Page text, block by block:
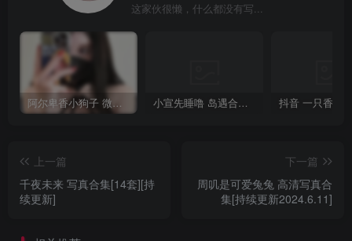
这家伙很懒，什么都没有写...
阿尔卑香小狗子 微密圈合集[40套][持续更新2023.12.14] 小宣先睡噜 岛遇合集[持续更新2025.08.27]
上一篇
千夜未来 写真合集[14套][持
续更新]
下一篇
周叽是可爱兔兔 高清写真合
集[持续更新2024.6.11]